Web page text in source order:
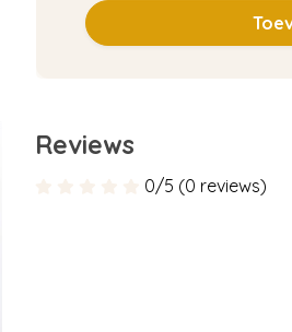
Reviews
0/5 (0 reviews)